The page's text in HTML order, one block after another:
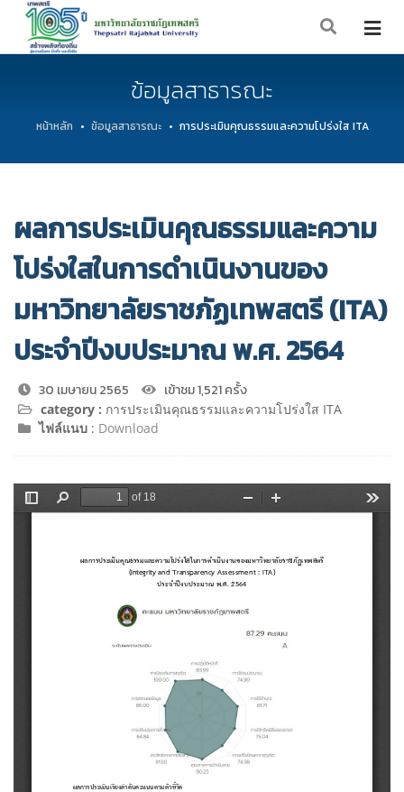
ข้อมูลสาธารณะ
หน้าหลัก ข้อมูลสาธารณะ การประเมินคุณธรรมและความโปร่งใส ITA
ผลการประเมินคุณธรรมและความ
โปร่งใสในการดำเนินงานของ
มหาวิทยาลัยราชภัฏเทพสตรี (ITA)
ประจำปีงบประมาณ พ.ศ. 2564
30 เมษายน 2565 เข้าชม 1,521 ครั้ง
category : การประเมินคุณธรรมและความโปร่งใส ITA
ไฟล์แนบ : Download